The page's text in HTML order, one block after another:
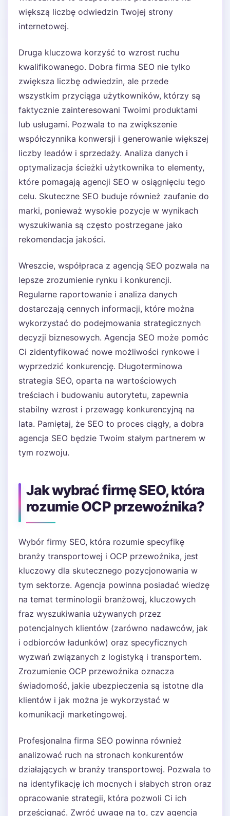
większą liczbę odwiedzin Twojej strony
internetowej.
Druga kluczowa korzyść to wzrost ruchu
kwalifikowanego. Dobra firma SEO nie tylko
zwiększa liczbę odwiedzin, ale przede
wszystkim przyciąga użytkowników, którzy są
faktycznie zainteresowani Twoimi produktami
lub usługami. Pozwala to na zwiększenie
współczynnika konwersji i generowanie większej
liczby leadów i sprzedaży. Analiza danych i
optymalizacja ścieżki użytkownika to elementy,
które pomagają agencji SEO w osiągnięciu tego
celu. Skuteczne SEO buduje również zaufanie do
marki, ponieważ wysokie pozycje w wynikach
wyszukiwania są często postrzegane jako
rekomendacja jakości.
Wreszcie, współpraca z agencją SEO pozwala na
lepsze zrozumienie rynku i konkurencji.
Regularne raportowanie i analiza danych
dostarczają cennych informacji, które można
wykorzystać do podejmowania strategicznych
decyzji biznesowych. Agencja SEO może pomóc
Ci zidentyfikować nowe możliwości rynkowe i
wyprzedzić konkurencję. Długoterminowa
strategia SEO, oparta na wartościowych
treściach i budowaniu autorytetu, zapewnia
stabilny wzrost i przewagę konkurencyjną na
lata. Pamiętaj, że SEO to proces ciągły, a dobra
agencja SEO będzie Twoim stałym partnerem w
tym rozwoju.
Jak wybrać firmę SEO, która
rozumie OCP przewoźnika?
Wybór firmy SEO, która rozumie specyfikę
branży transportowej i OCP przewoźnika, jest
kluczowy dla skutecznego pozycjonowania w
tym sektorze. Agencja powinna posiadać wiedzę
na temat terminologii branżowej, kluczowych
fraz wyszukiwania używanych przez
potencjalnych klientów (zarówno nadawców, jak
i odbiorców ładunków) oraz specyficznych
wyzwań związanych z logistyką i transportem.
Zrozumienie OCP przewoźnika oznacza
świadomość, jakie ubezpieczenia są istotne dla
klientów i jak można je wykorzystać w
komunikacji marketingowej.
Profesjonalna firma SEO powinna również
analizować ruch na stronach konkurentów
działających w branży transportowej. Pozwala to
na identyfikację ich mocnych i słabych stron oraz
opracowanie strategii, która pozwoli Ci ich
prześcignąć. Zwróć uwagę na to, czy agencja